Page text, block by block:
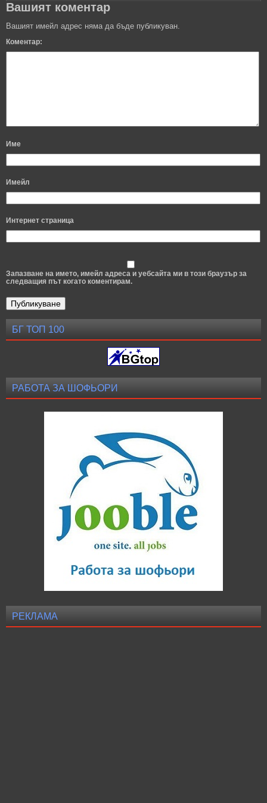
Вашият коментар
Вашият имейл адрес няма да бъде публикуван.
Коментар:
Име
Имейл
Интернет страница
Запазване на името, имейл адреса и уебсайта ми в този браузър за
следващия път когато коментирам.
БГ ТОП 100
РАБОТА ЗА ШОФЬОРИ
РЕКЛАМА